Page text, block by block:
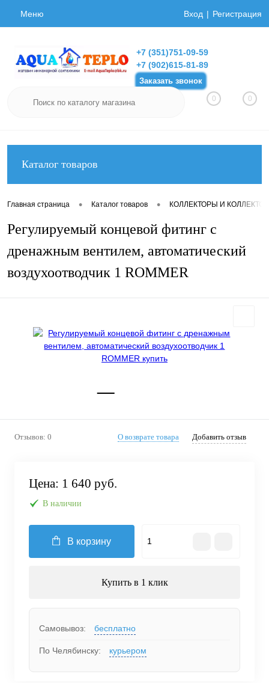
Меню Вход Регистрация
+7 (351)751-09-59
+7 (902)615-81-89
Заказать звонок
0 0
Каталог товаров
Главная страница • Каталог товаров • КОЛЛЕКТОРЫ И
Регулируемый концевой фитинг с
дренажным вентилем, автоматический
воздухоотводчик 1 ROMMER
Отзывов: 0 О возврате товара Добавить отзыв
Цена: 1 640 руб.
В наличии
В корзину
Купить в 1 клик
Самовывоз: бесплатно
По Челябинску: курьером